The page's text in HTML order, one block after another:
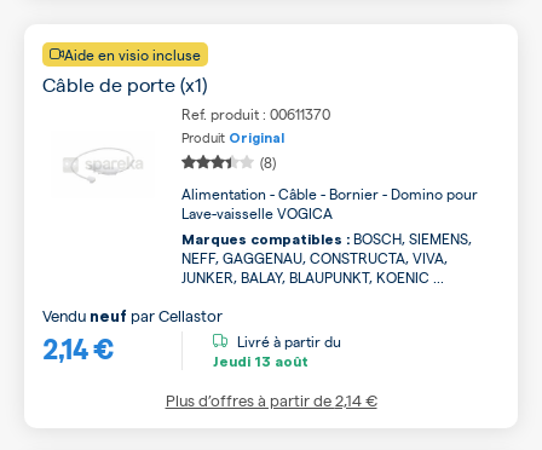
Aide en visio incluse
Câble de porte (x1)
Ref. produit : 00611370
Produit Original
(8)
Alimentation - Câble - Bornier - Domino pour
Lave-vaisselle VOGICA
Marques compatibles : BOSCH, SIEMENS,
NEFF, GAGGENAU, CONSTRUCTA, VIVA,
JUNKER, BALAY, BLAUPUNKT, KOENIC ...
2,14 €
Vendu neuf parCellastor
Livré à partir du
Jeudi 13 août
Plus d’offres à partir de2,14 €